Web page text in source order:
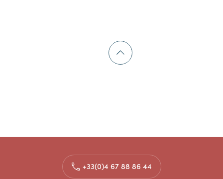
+33(0)4 67 88 86 44